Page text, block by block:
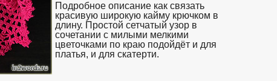
Подробное описание как связать
красивую широкую кайму крючком в
длину. Простой сетчатый узор в
сочетании с милыми мелкими
цветочками по краю подойдёт и для
платья, и для скатерти.